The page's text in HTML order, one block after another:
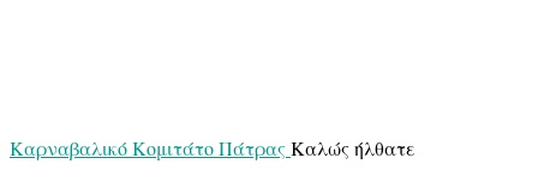
Καρναβαλικό Κομιτάτο Πάτρας Καλώς ήλθατε